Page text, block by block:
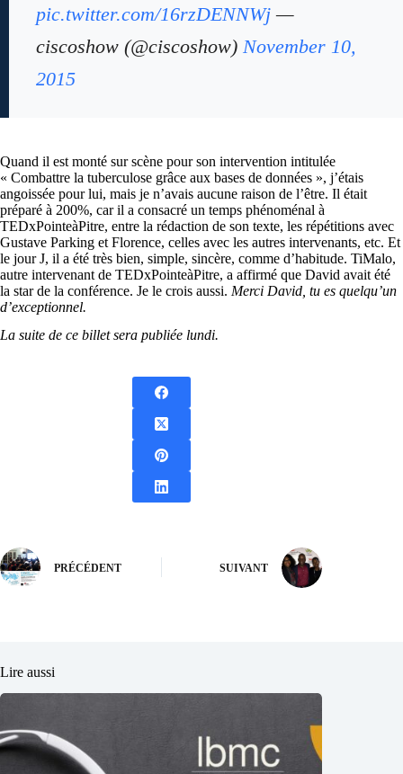
pic.twitter.com/16rzDENNWj —
ciscoshow (@ciscoshow) November 10,
2015
Quand il est monté sur scène pour son intervention intitulée
« Combattre la tuberculose grâce aux bases de données », j’étais
angoissée pour lui, mais je n’avais aucune raison de l’être. Il était
préparé à 200%, car il a consacré un temps phénoménal à
TEDxPointeàPitre, entre la rédaction de son texte, les répétitions avec
Gustave Parking et Florence, celles avec les autres intervenants, etc. Et
le jour J, il a été très bien, simple, sincère, comme d’habitude. TiMalo,
autre intervenant de TEDxPointeàPitre, a affirmé que David avait été
la star de la conférence. Je le crois aussi. Merci David, tu es quelqu’un
d’exceptionnel.
La suite de ce billet sera publiée lundi.
PRÉCÉDENT SUIVANT
Lire aussi